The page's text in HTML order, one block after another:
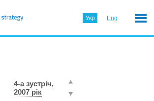
Укр Eng
4-а зустріч,
2007 рік